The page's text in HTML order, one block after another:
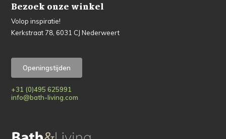
Bezoek onze winkel
Volop inspiratie!
Kerkstraat 78, 6031 CJ Nederweert
Openingstijden
+31 (0)495 625991
info@bath-living.com